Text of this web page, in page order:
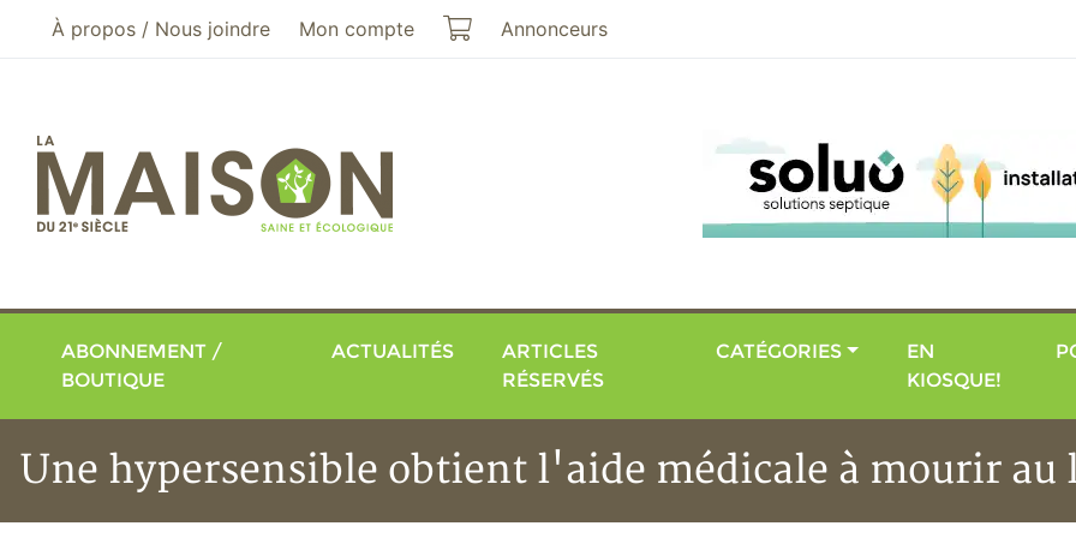
Aller au menu principal
Aller au contenu principal
À propos / Nous joindre Mon compte Mon panier
Annonceurs
ABONNEMENT /
BOUTIQUE
ACTUALITÉS
ARTICLES
RÉSERVÉS
CATÉGORIES
EN
KIOSQUE!
Une hypersensible obtient l'aide médicale à mourir